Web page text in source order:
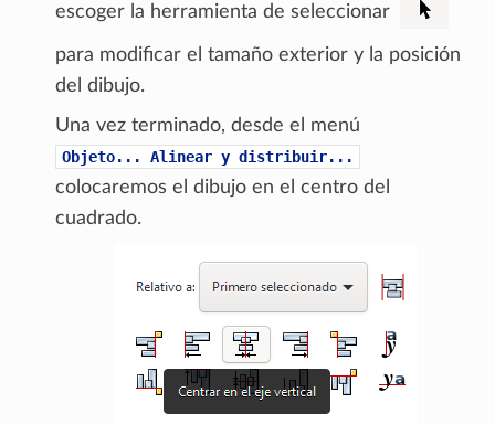
escoger la herramienta de seleccionar
para modificar el tamaño exterior y la posición
del dibujo.
Una vez terminado, desde el menú
Objeto... Alinear y distribuir...
colocaremos el dibujo en el centro del
cuadrado.